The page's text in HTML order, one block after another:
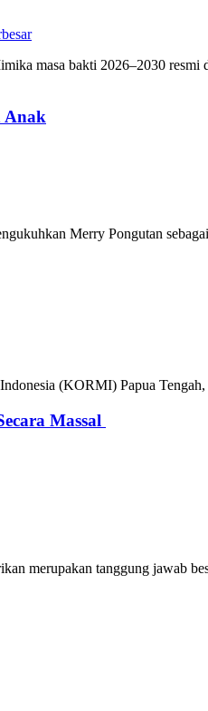
masa bakti 2026–2030
Anak
Merry Pongutan
(KORMI) Papua
Massal
merupakan tanggung jawab